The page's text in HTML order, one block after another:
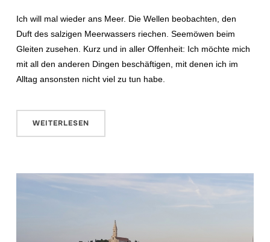
Ich will mal wieder ans Meer. Die Wellen beobachten, den
Duft des salzigen Meerwassers riechen. Seemöwen beim
Gleiten zusehen. Kurz und in aller Offenheit: Ich möchte mich
mit all den anderen Dingen beschäftigen, mit denen ich im
Alltag ansonsten nicht viel zu tun habe.
WEITERLESEN